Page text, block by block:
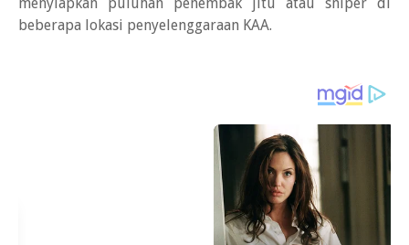
beberapa lokasi penyelenggaraan KAA.